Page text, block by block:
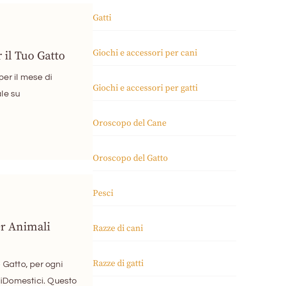
il Tuo Gatto
il mese di
su
Animali
Gatto, per ogni
Questo
Gatti
Giochi e accessori per cani
Giochi e accessori per gatti
Oroscopo del Cane
Oroscopo del Gatto
Pesci
Razze di cani
Razze di gatti